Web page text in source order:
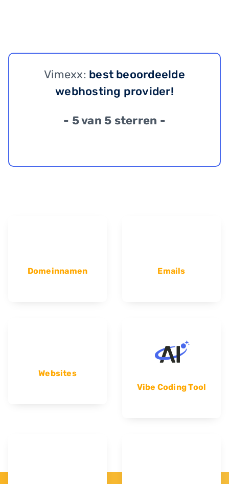
Vimexx: best beoordeelde
webhosting provider!
- 5 van 5 sterren -
Domeinnamen Emails
Websites
Vibe Coding Tool